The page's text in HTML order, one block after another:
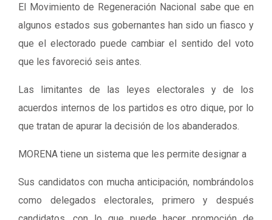
El Movimiento de Regeneración Nacional sabe que en
algunos estados sus gobernantes han sido un fiasco y
que el electorado puede cambiar el sentido del voto
que les favoreció seis antes.
Las limitantes de las leyes electorales y de los
acuerdos internos de los partidos es otro dique, por lo
que tratan de apurar la decisión de los abanderados.
MORENA tiene un sistema que les permite designar a
Sus candidatos con mucha anticipación, nombrándolos
como delegados electorales, primero y después